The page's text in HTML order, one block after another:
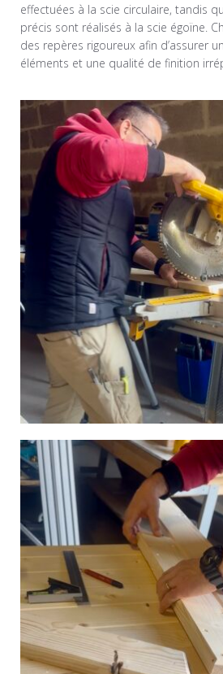
effectuées à la scie circulaire, tandis
précis sont réalisés à la scie égoïne.
des repères rigoureux afin d’assurer
éléments et une qualité de finition